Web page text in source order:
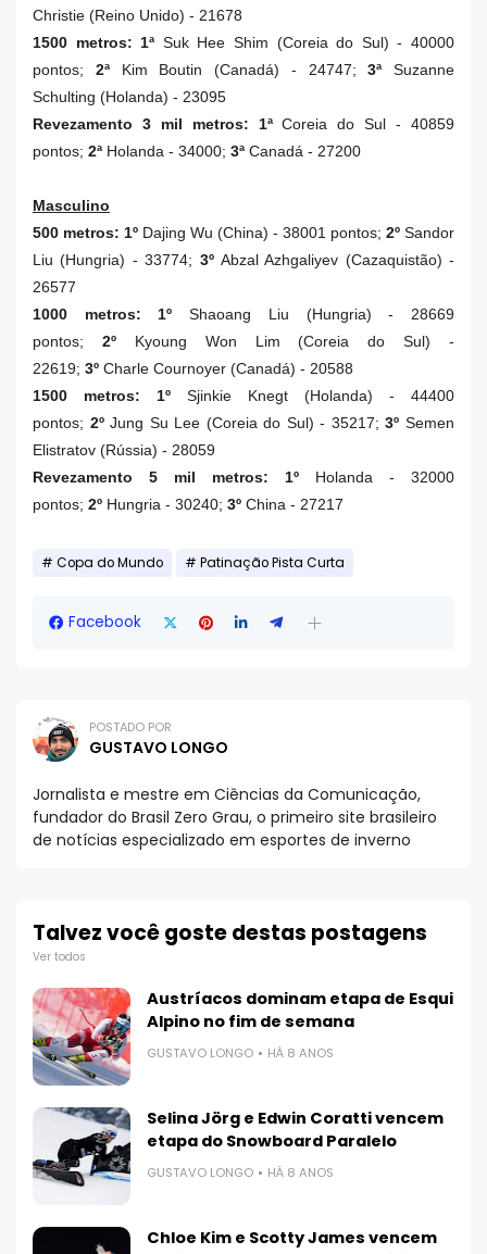
Christie (Reino Unido) - 21678
1500 metros: 1ª Suk Hee Shim (Coreia do Sul) - 40000
pontos; 2ª Kim Boutin (Canadá) - 24747;3ª
Suzanne
Schulting (Holanda) - 23095
Revezamento 3 mil metros:
1ªCoreia do Sul - 40859
pontos; 2ª Holanda - 34000; 3ªCanadá - 27200
Masculino
500 metros: 1º Dajing Wu (China) - 38001 pontos; 2º Sandor
Liu (Hungria) - 33774; 3ºAbzal Azhgaliyev (Cazaquistão) -
26577
1000 metros: 1º Shaoang Liu (Hungria) - 28669
pontos; 2ºKyoung Won Lim (Coreia do Sul) -
22619; 3º Charle Cournoyer (Canadá) - 20588
1500 metros: 1º Sjinkie Knegt (Holanda) - 44400
pontos; 2ºJung Su Lee (Coreia do Sul) - 35217; 3º Semen
Elistratov (Rússia) - 28059
Revezamento 5 mil metros:
1º Holanda - 32000
pontos; 2º Hungria - 30240; 3º China - 27217
Copa do Mundo Patinação Pista Curta
Facebook
POSTADO POR
GUSTAVO LONGO
Jornalista e mestre em Ciências da Comunicação,
fundador do Brasil Zero Grau, o primeiro site brasileiro
de notícias especializado em esportes de inverno
Talvez você goste destas postagens
Ver todos
Austríacos dominam etapa de Esqui
Alpino no fim de semana
GUSTAVO LONGO HÁ 8 ANOS
Selina Jörg e Edwin Coratti vencem
etapa do Snowboard Paralelo
GUSTAVO LONGO HÁ 8 ANOS
Chloe Kim e Scotty James vencem